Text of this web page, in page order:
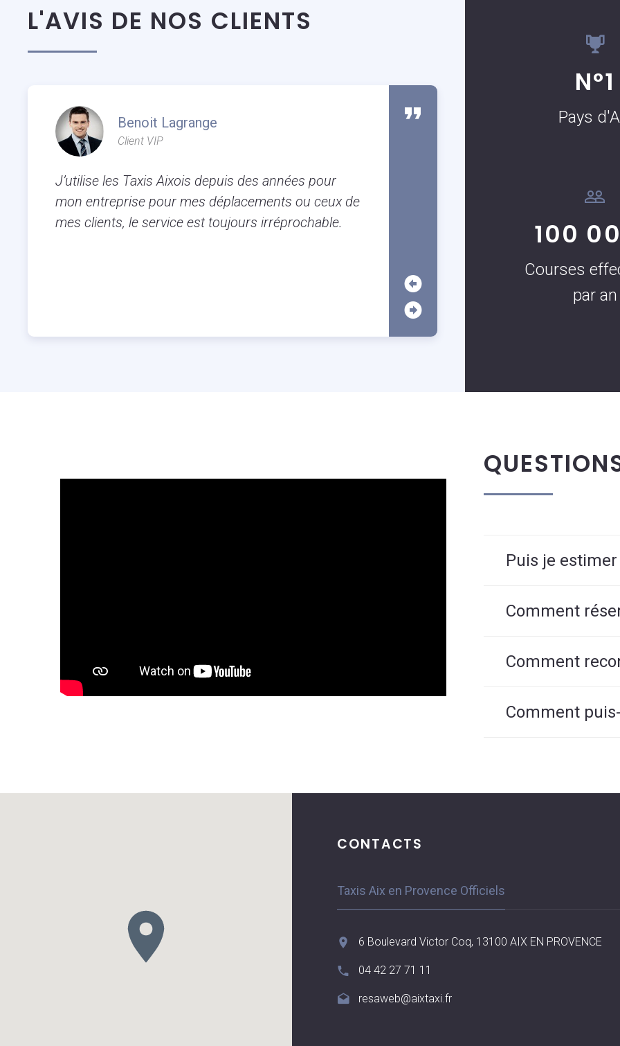
L'AVIS DE NOS CLIENTS
Benoit Lagrange
Client VIP
J’utilise les Taxis Aixois depuis des années pour
mon entreprise pour mes déplacements ou ceux de
mes clients, le service est toujours irréprochable.
Susanne Boulanger
garer à Aix que j’utilise très
c’est vraiment très pratique surtout
N°1
Pays
100
Courses
par an
Puis je
Comment
Comment
Comment
CONTACTS
Taxis Aix en Provence Officiels
6 Boulevard Victor Coq, 13100 AIX EN PROVENCE
04 42 27 71 11
resaweb@aixtaxi.fr